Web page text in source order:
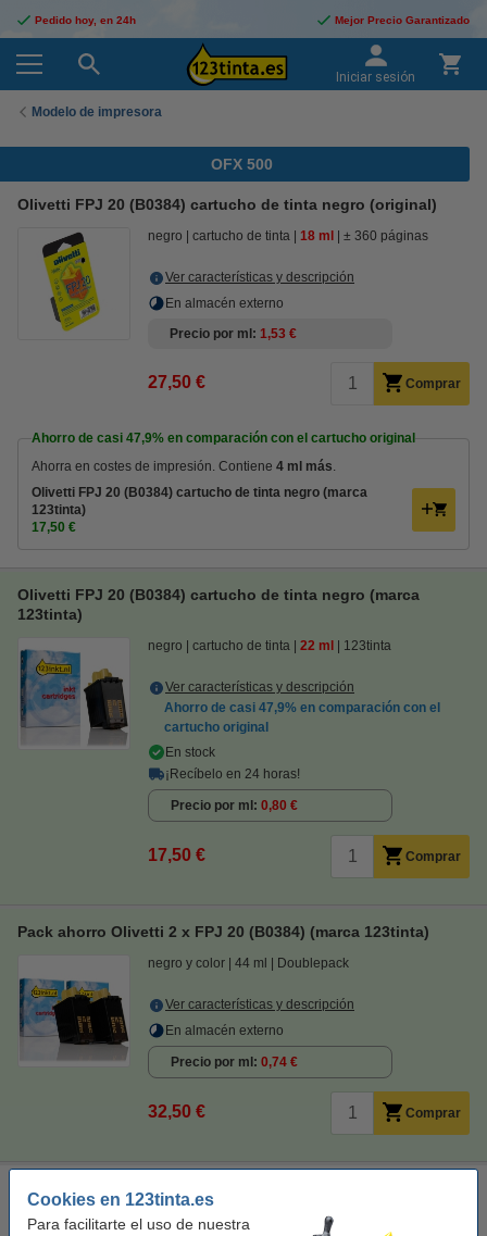
Cookies en 123tinta.es
Para facilitarte el uso de nuestra
Pedido hoy, en 24h Mejor Precio Garantizado
Iniciar sesión
Modelo de impresora
OFX 500
Olivetti FPJ 20 (B0384) cartucho de tinta negro (original)
negro cartucho de tinta 18 ml ± 360 páginas
Ver características y descripción
En almacén externo
Precio por ml
1,53 €
27,50 € Comprar
Ahorro de casi 47,9% en comparación con el cartucho original
Ahorra en costes de impresión. Contiene 4 ml más.
Olivetti FPJ 20 (B0384) cartucho de tinta negro (marca
123tinta)
17,50 €
Olivetti FPJ 20 (B0384) cartucho de tinta negro (marca
123tinta)
negro cartucho de tinta 22 ml 123tinta
Ver características y descripción
Ahorro de casi 47,9% en comparación con el
cartucho original
En stock
¡Recíbelo en 24 horas!
Precio por ml 0,80 €
17,50 € Comprar
Pack ahorro Olivetti 2 x FPJ 20 (B0384) (marca 123tinta)
negro y color 44 ml Doublepack
Ver características y descripción
En almacén externo
Precio por ml 0,74 €
32,50 € Comprar
negro cartucho de tinta 18 ml